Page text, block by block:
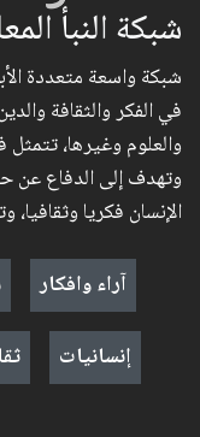
شبكة النبأ
شبكة واسعة متعددة
في الفكر والثقافة
والعلوم وغيرها،
وتهدف إلى الدفاع عن
الإنسان فكريا وثقافيا،
آراء وافكار
إنسانيات